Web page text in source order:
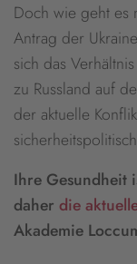
Doch wie geht es
Antrag der
sich das
zu Russland auf
der aktuelle
Ihre Gesundheit
daher die
Akademie